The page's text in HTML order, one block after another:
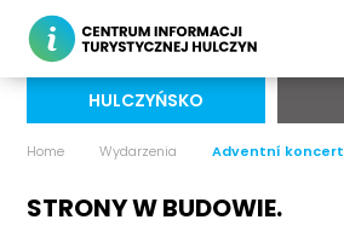
HULCZYŃSKO
Home Wydarzenia Adventní koncert
STRONY W BUDOWIE.